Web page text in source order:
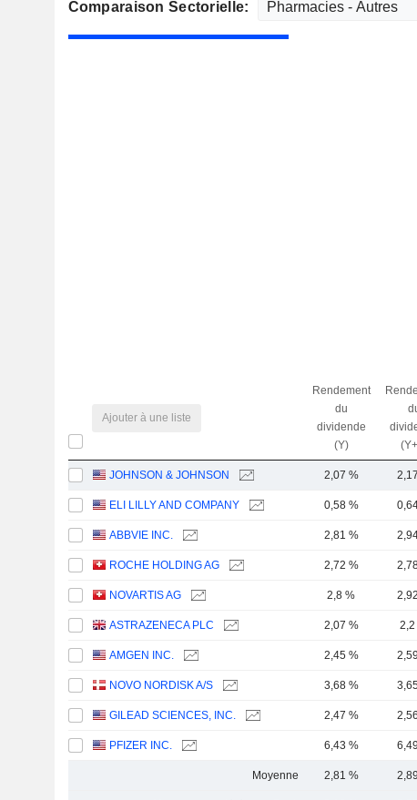
Comparaison Sectorielle:
Ajouter à une liste
Rendement
du
dividende
(Y)
JOHNSON & JOHNSON 2,07 %
ELI LILLY AND COMPANY 0,58 %
ABBVIE INC. 2,81 %
ROCHE HOLDING AG 2,72 %
NOVARTIS AG 2,8 %
ASTRAZENECA PLC 2,07 %
AMGEN INC. 2,45 %
NOVO NORDISK A/S 3,68 %
GILEAD SCIENCES, INC. 2,47 %
PFIZER INC. 6,43 %
Moyenne 2,81 %